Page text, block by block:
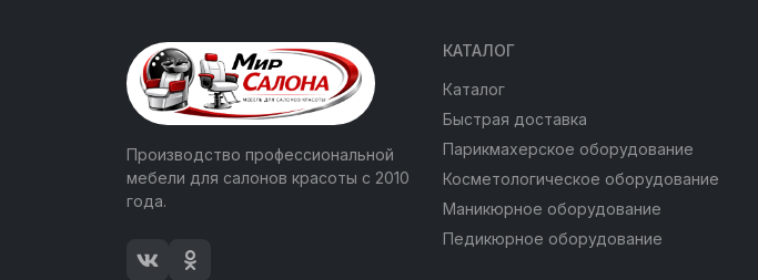
Производство профессиональной
мебели для салонов красоты с 2010
года.
КАТАЛОГ
Каталог
Быстрая доставка
Парикмахерское оборудование
Косметологическое оборудование
Маникюрное оборудование
Педикюрное оборудование